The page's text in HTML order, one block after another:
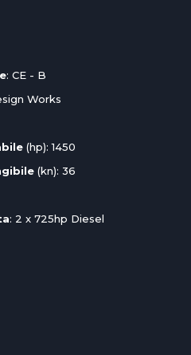
: CE - B
Works
(hp): 1450
(kn): 36
: 2 x 725hp Diesel